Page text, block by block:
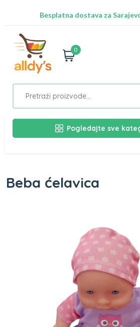
Besplatna dostava za
0
Pogledajte sve
Beba ćelavica